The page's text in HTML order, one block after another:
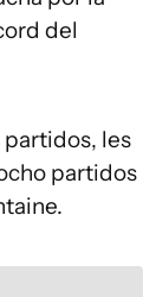
del
partidos, les
partidos